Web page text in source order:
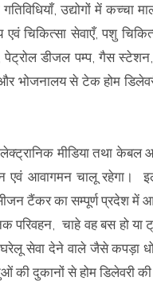
उद्योगों में कच्चा
एवं चिकित्सा सेवाएँ, पशु
डीजल पम्प, गैस
और भोजनालय से टेक होम
मीडिया तथा
आवागमन चालू रहेगा।
टैंकर का सम्पूर्ण प्रदेश में
परिवहन, चाहे वह बस
घरेलू सेवा देने वाले जैसे
की दुकानों से होम डिलेवरी